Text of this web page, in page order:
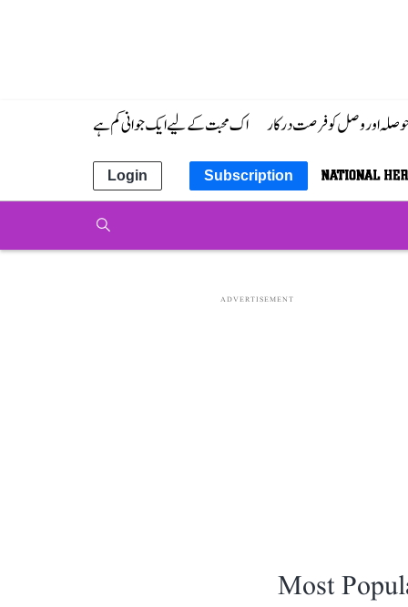
حوصلہ اور وصل کو فرصت درکار اک محبت کے لیے ایک جوانی کم ہے
Subscription
Login
ADVERTISEMENT
Most